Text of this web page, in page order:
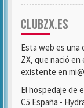
CLUBZX.ES
Esta web es una
ZX, que nació en
existente en
El hospedaje de
C5 España -